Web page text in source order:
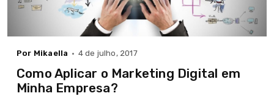
Por Mikaella 4 de julho, 2017
Como Aplicar o Marketing Digital em
Minha Empresa?